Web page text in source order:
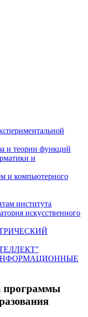
и теории функций
и
и компьютерного
института
искусственного
программы